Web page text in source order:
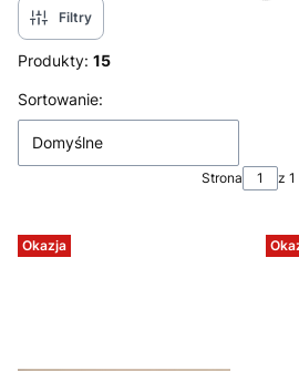
Filtry
Produkty: 15
Lista produktów
Sortowanie:
Domyślne
Strona z 1
Okazja